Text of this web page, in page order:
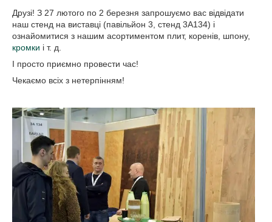
Друзі! З 27 лютого по 2 березня запрошуємо вас відвідати
наш стенд на виставці (павільйон 3, стенд 3А134) і
ознайомитися з нашим асортиментом плит, коренів, шпону,
кромки і т. д.
І просто приємно провести час!
Чекаємо всіх з нетерпінням!